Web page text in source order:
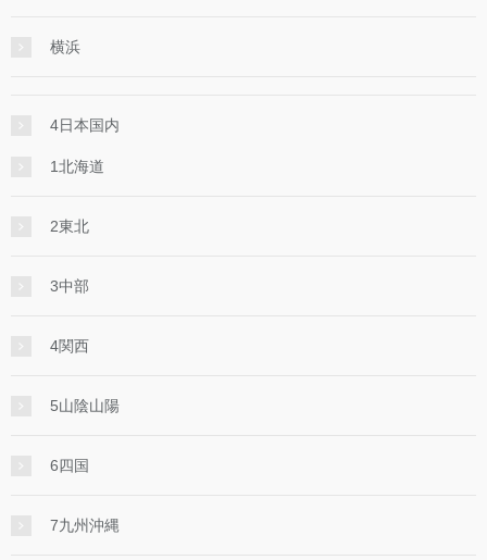
横浜
4日本国内
1北海道
2東北
3中部
4関西
5山陰山陽
6四国
7九州沖縄